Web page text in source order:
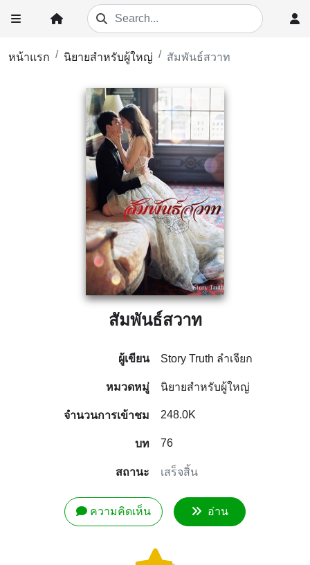
หน้าแรก นิยายสำหรับผู้ใหญ่ สัมพันธ์สวาท
สัมพันธ์สวาท
ผู้เขียน Story Truth ลำเจียก
หมวดหมู่ นิยายสำหรับผู้ใหญ่
จำนวนการเข้าชม 248.0K
บท 76
สถานะ เสร็จสิ้น
ความคิดเห็น อ่าน